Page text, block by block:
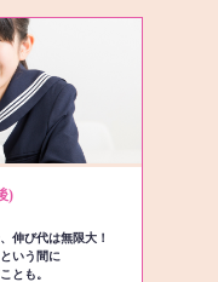
)
伸び代は無限大！
いう間に
とも。